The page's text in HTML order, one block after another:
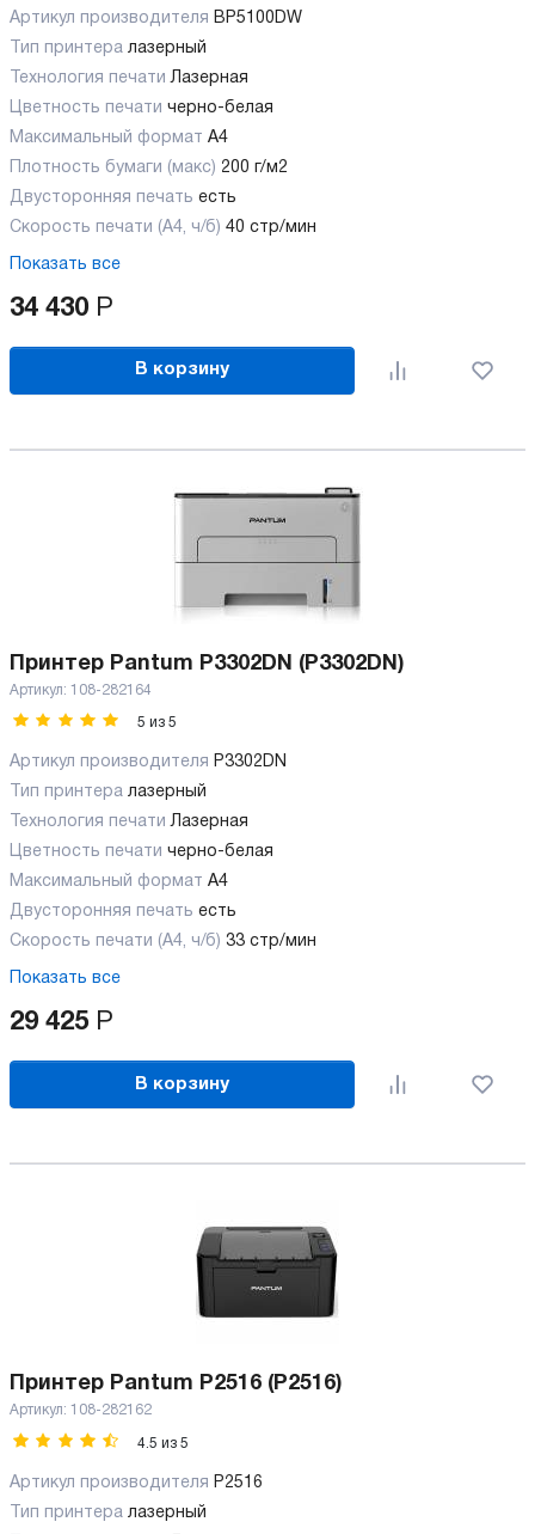
Артикул производителя BP5100DW
Тип принтера лазерный
Технология печати Лазерная
Цветность печати черно-белая
Максимальный формат А4
Плотность бумаги (макс) 200 г/м2
Двусторонняя печать есть
Скорость печати (А4, ч/б) 40 стр/мин
Показать все
34 430 Р
В корзину
Принтер Pantum P3302DN (P3302DN)
Артикул: 108-282164
5 из 5
Артикул производителя
P3302DN
Тип принтера лазерный
Технология печати Лазерная
Цветность печати черно-белая
Максимальный формат А4
Двусторонняя печать есть
Скорость печати (А4, ч/б) 33 стр/мин
Показать все
29 425 Р
В корзину
Принтер Pantum P2516 (P2516)
Артикул: 108-282162
4.5 из 5
Артикул производителя P2516
Тип принтера лазерный